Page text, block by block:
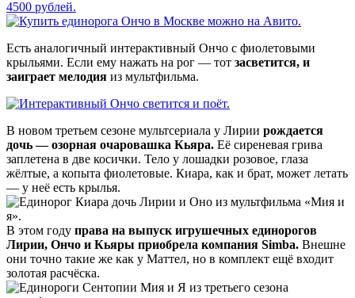
4500 рублей.
Есть аналогичный интерактивный Ончо с фиолетовыми
крыльями. Если ему нажать на рог — тот засветится, и
заиграет мелодия из мультфильма.
В новом третьем сезоне мультсериала у Лирии рождается
дочь — озорная очаровашка Кьяра. Её сиреневая грива
заплетена в две косички. Тело у лошадки розовое, глаза
жёлтые, а копыта фиолетовые. Киара, как и брат, может летать
— у неё есть крылья.
В этом году права на выпуск игрушечных единорогов
Лирии, Ончо и Кьяры приобрела компания Simba. Внешне
они точно такие же как у Маттел, но в комплект ещё входит
золотая расчёска.